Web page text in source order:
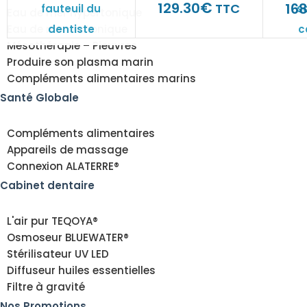
Eau de mer hypertonique
Eau de mer isotonique
Mésothérapie – Pieuvres
Produire son plasma marin
Compléments alimentaires marins
Santé Globale
Compléments alimentaires
Appareils de massage
Connexion ALATERRE®
Cabinet dentaire
L'air pur TEQOYA®
Osmoseur BLUEWATER®
Stérilisateur UV LED
Diffuseur huiles essentielles
Filtre à gravité
fauteuil du
dentiste
129.30€ TTC